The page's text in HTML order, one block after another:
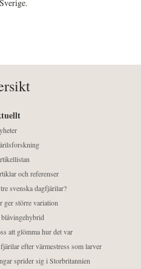
och referenser
svenska dagfjärilar?
ger större variation
att glömma hur det var
efter värmestress som larver
sprider sig i Storbritannien